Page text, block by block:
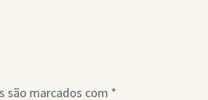
são marcados com *